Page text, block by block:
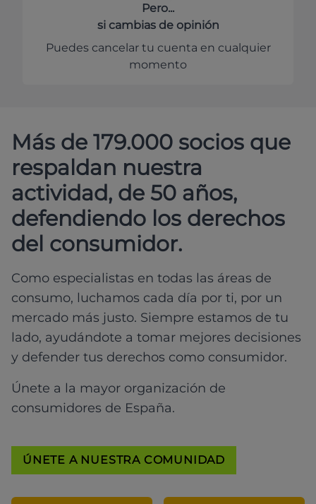
Pero...
si cambias de opinión
Puedes cancelar tu cuenta en cualquier
momento
Más de 179.000 socios que
respaldan nuestra
actividad, de 50 años,
defendiendo los derechos
del consumidor.
Como especialistas en todas las áreas de
consumo, luchamos cada día por ti, por un
mercado más justo. Siempre estamos de tu
lado, ayudándote a tomar mejores decisiones
y defender tus derechos como consumidor.
Únete a la mayor organización de
consumidores de España.
ÚNETE A NUESTRA COMUNIDAD